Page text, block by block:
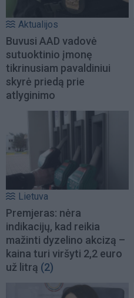
Aktualijos
Buvusi AAD vadovė
sutuoktinio įmonę
tikrinusiam pavaldiniui
skyrė priedą prie
atlyginimo
Lietuva
Premjeras: nėra
indikacijų, kad reikia
mažinti dyzelino akcizą –
kaina turi viršyti 2,2 euro
už litrą (2)